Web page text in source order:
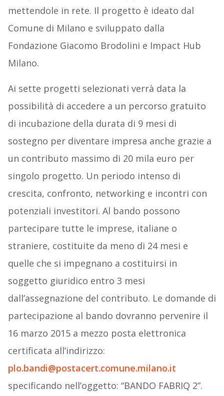
mettendole in rete. Il progetto è ideato dal
Comune di Milano e sviluppato dalla
Fondazione Giacomo Brodolini e Impact Hub
Milano.
Ai sette progetti selezionati verrà data la
possibilità di accedere a un percorso gratuito
di incubazione della durata di 9 mesi di
sostegno per diventare impresa anche grazie a
un contributo massimo di 20 mila euro per
singolo progetto. Un periodo intenso di
crescita, confronto, networking e incontri con
potenziali investitori. Al bando possono
partecipare tutte le imprese, italiane o
straniere, costituite da meno di 24 mesi e
quelle che si impegnano a costituirsi in
soggetto giuridico entro 3 mesi
dall’assegnazione del contributo. Le domande di
partecipazione al bando dovranno pervenire il
16 marzo 2015 a mezzo posta elettronica
certificata all’indirizzo:
plo.bandi@postacert.comune.milano.it
specificando nell’oggetto: “BANDO FABRIQ 2”.